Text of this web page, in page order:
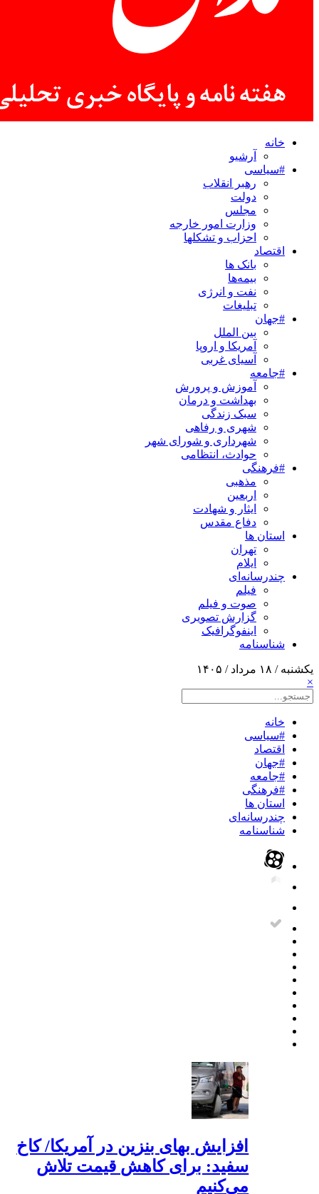
خانه
آرشیو
#سیاسی
رهبر انقلاب
دولت
مجلس
وزارت امور خارجه
احزاب و تشکلها
اقتصاد
بانک ها
بیمه‌ها
نفت و انرژی
تبلیغات
#جهان
بین الملل
آمریکا و اروپا
آسیای غربی
#جامعه
آموزش و پرورش
بهداشت و درمان
سبک زندگی
شهری و رفاهی
شهرداری و شورای شهر
حوادث، انتظامی
#فرهنگی
مذهبی
اربعین
ایثار و شهادت
دفاع مقدس
استان ها
تهران
ایلام
چندرسانه‌ای
فیلم
صوت و فیلم
گزارش تصویری
اینفوگرافیک
شناسنامه
یکشنبه / ۱۸ مرداد / ۱۴۰۵
×
خانه
#سیاسی
اقتصاد
#جهان
#جامعه
#فرهنگی
استان ها
چندرسانه‌ای
شناسنامه
افزایش بهای بنزین در آمریکا/ کاخ
سفید: برای کاهش قیمت تلاش
می‌کنیم